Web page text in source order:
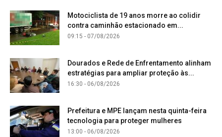
Motociclista de 19 anos morre ao colidir
contra caminhão estacionado em...
09:15 - 07/08/2026
Dourados e Rede de Enfrentamento alinham
estratégias para ampliar proteção às...
16:30 - 06/08/2026
Prefeitura e MPE lançam nesta quinta-feira
tecnologia para proteger mulheres
13:00 - 06/08/2026